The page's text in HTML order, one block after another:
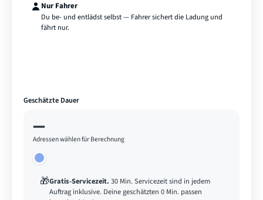
Nur Fahrer
Du be- und entlädst selbst — Fahrer sichert die Ladung und
fährt nur.
Geschätzte Dauer
—
Adressen wählen für Berechnung
🎁Gratis-Servicezeit. 30 Min. Servicezeit sind in jedem
Auftrag inklusive. Deine geschätzten 0 Min. passen